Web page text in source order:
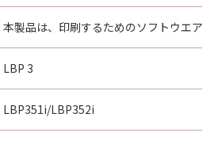
本製品は、印刷するためのソフトウエアで
LBP 3
LBP351i/LBP352i